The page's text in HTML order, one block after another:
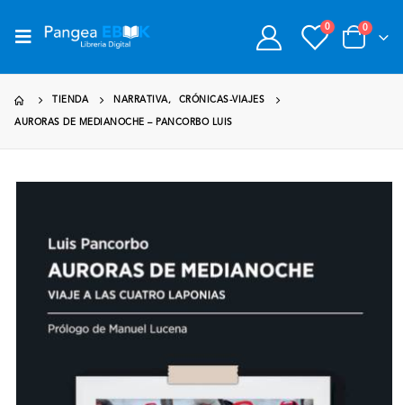
0 0
TIENDA NARRATIVA, CRÓNICAS-VIAJES
AURORAS DE MEDIANOCHE – PANCORBO LUIS